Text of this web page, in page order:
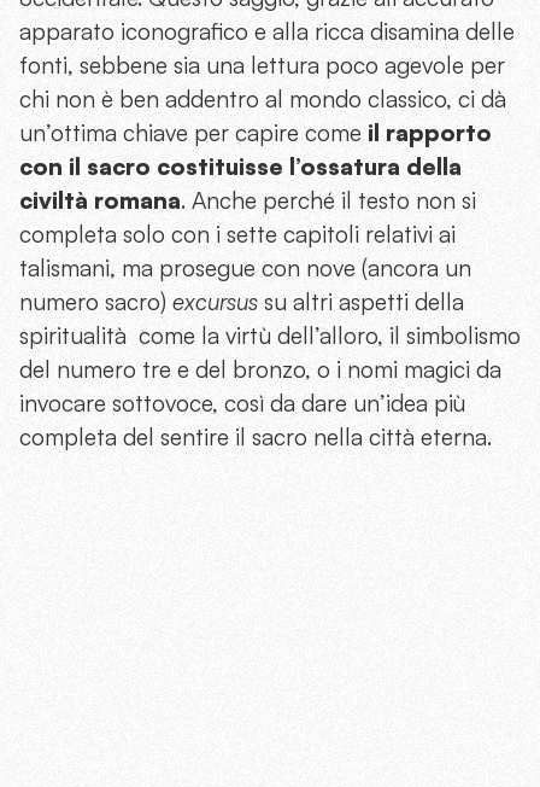
apparato iconografico e alla ricca disamina delle
fonti, sebbene sia una lettura poco agevole per
chi non è ben addentro al mondo classico, ci dà
un’ottima chiave per capire come il rapporto
con il sacro costituisse l’ossatura della
civiltà romana. Anche perché il testo non si
completa solo con i sette capitoli relativi ai
talismani, ma prosegue con nove (ancora un
numero sacro) excursus su altri aspetti della
spiritualità come la virtù dell’alloro, il simbolismo
del numero tre e del bronzo, o i nomi magici da
invocare sottovoce, così da dare un’idea più
completa del sentire il sacro nella città eterna.